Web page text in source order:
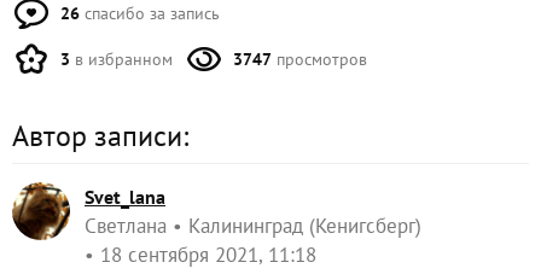
26 спасибо за запись
3 в избранном 3747 просмотров
Автор записи:
Svet_lana
Светлана
Калининград (Кенигсберг)
18 сентября 2021, 11:18